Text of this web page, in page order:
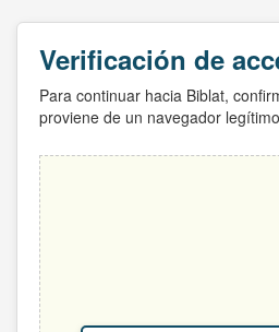
Verificación de
Para continuar hacia Biblat,
proviene de un navegador